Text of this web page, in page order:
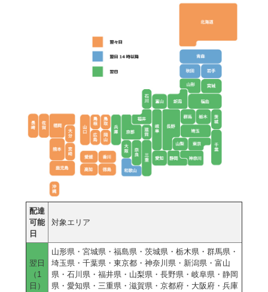
配達
可能
日
対象エリア
翌日
（1
日）
山形県・宮城県・福島県・茨城県・栃木県・群馬県・
埼玉県・千葉県・東京都・神奈川県・新潟県・富山
県・石川県・福井県・山梨県・長野県・岐阜県・静岡
県・愛知県・三重県・滋賀県・京都府・大阪府・兵庫